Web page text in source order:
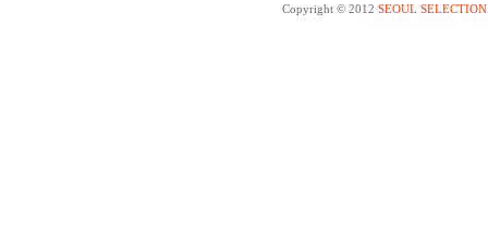
Copyright © 2012 SEOUL SELECTION